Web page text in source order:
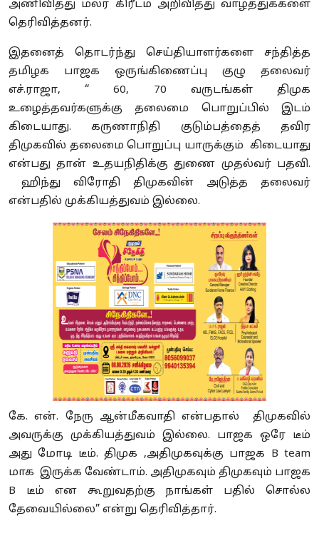
அணிவித்து மலர் கிரீடம் அறிவித்து வாழ்த்துக்களை
தெரிவித்தனர்.
இதனைத் தொடர்ந்து செய்தியாளர்களை சந்தித்த
தமிழக பாஜக ஒருங்கிணைப்பு குழு தலைவர்
எச்.ராஜா, “ 60, 70 வருடங்கள் திமுக
உழைத்தவர்களுக்கு தலைமை பொறுப்பில் இடம்
கிடையாது. கருணாநிதி குடும்பத்தைத் தவிர
திமுகவில் தலைமை பொறுப்பு யாருக்கும் கிடையாது
என்பது தான் உதயநிதிக்கு துணை முதல்வர் பதவி.
ஹிந்து விரோதி திமுகவின் அடுத்த தலைவர்
என்பதில் முக்கியத்துவம் இல்லை.
கே. என். நேரு ஆன்மீகவாதி என்பதால் திமுகவில்
அவருக்கு முக்கியத்துவம் இல்லை. பாஜக ஒரே டீம்
அது மோடி டீம். திமுக ,அதிமுகவுக்கு பாஜக B team
மாக இருக்க வேண்டாம். அதிமுகவும் திமுகவும் பாஜக
B டீம் என கூறுவதற்கு நாங்கள் பதில் சொல்ல
தேவையில்லை” என்று தெரிவித்தார்.